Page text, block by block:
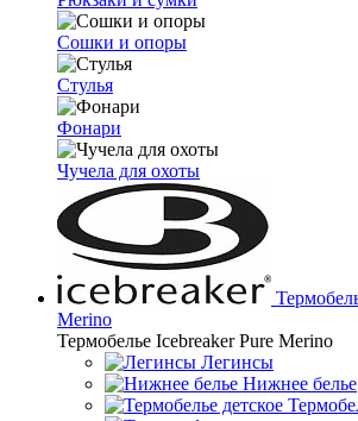
Сошки и опоры
Стулья
Фонари
Чучела для охоты
Merino
Термобелье Icebreaker Pure Merino
Легинсы
Нижнее белье